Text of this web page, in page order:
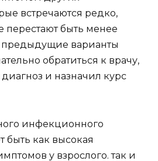
встречаются редко,
перестают быть менее
варианты
обратиться к врачу,
и назначил курс
инфекционного
быть как высокая
у взрослого. так и